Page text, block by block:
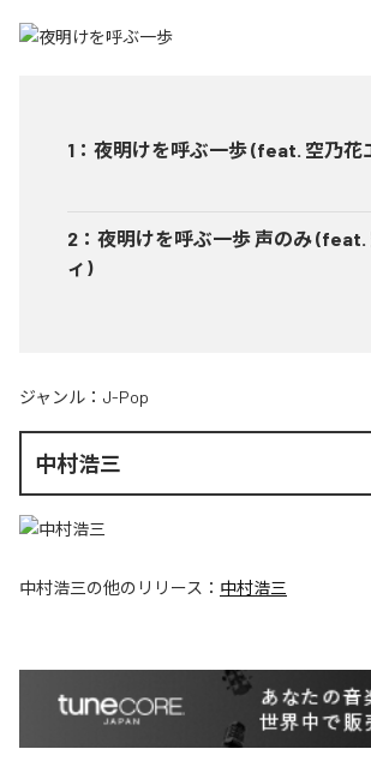
1 ： 夜明けを呼ぶ一歩 (feat. 空乃花
2 ： 夜明けを呼ぶ一歩 声のみ (feat.
ィ)
ジャンル： J-Pop
中村浩三
中村浩三の他のリリース： 中村浩三